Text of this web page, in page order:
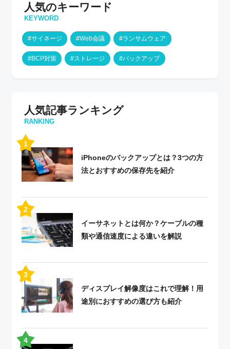
人気のキーワード
KEYWORD
#サイネージ #Web会議 #ランサムウェア
#BCP対策 #ストレージ #バックアップ
人気記事ランキング
RANKING
iPhoneのバックアップとは？3つの方
法とおすすめの保存先を紹介
イーサネットとは何か？ケーブルの種
類や通信速度による違いを解説
ディスプレイ解像度はこれで理解！用
途別におすすめの選び方も紹介